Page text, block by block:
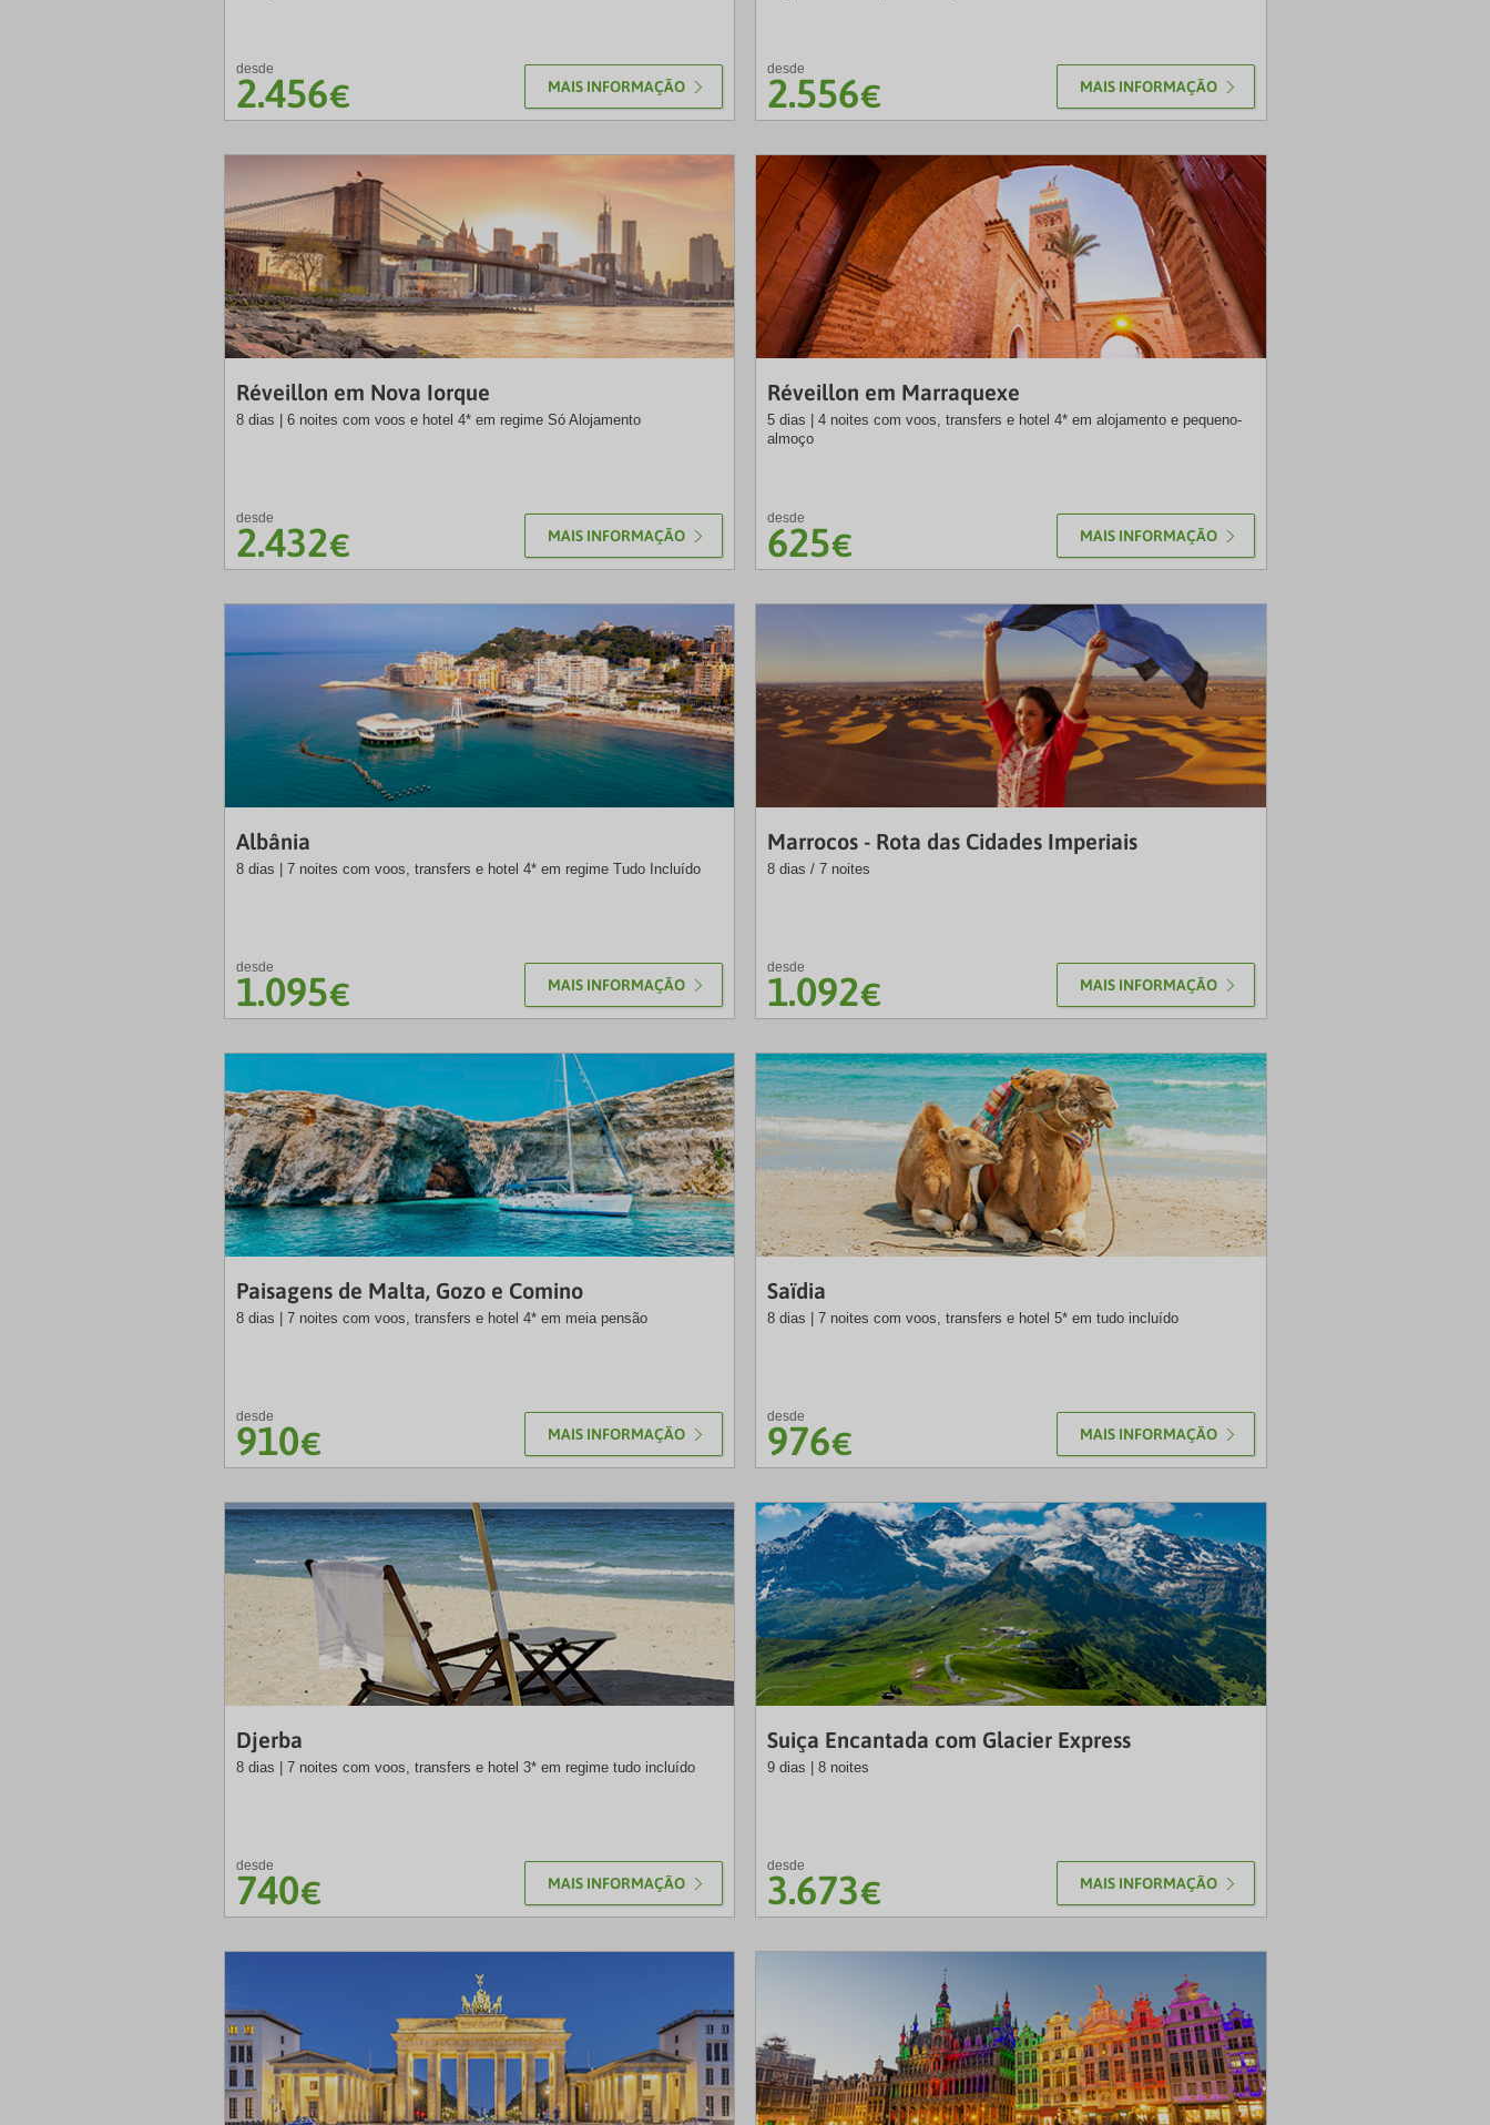
desde
2.456€ MAIS INFORMAÇÃO
desde
2.556€ MAIS INFORMAÇÃO
Réveillon em Nova Iorque
8 dias | 6 noites com voos e hotel 4* em regime Só Alojamento
desde
2.432€ MAIS INFORMAÇÃO
Réveillon em Marraquexe
5 dias | 4 noites com voos, transfers e hotel 4* em alojamento e pequeno-
almoço
desde
625€ MAIS INFORMAÇÃO
Albânia
8 dias | 7 noites com voos, transfers e hotel 4* em regime Tudo Incluído
desde
1.095€ MAIS INFORMAÇÃO
Marrocos - Rota das Cidades Imperiais
8 dias / 7 noites
desde
1.092€ MAIS INFORMAÇÃO
Paisagens de Malta, Gozo e Comino
8 dias | 7 noites com voos, transfers e hotel 4* em meia pensão
desde
910€ MAIS INFORMAÇÃO
Saïdia
8 dias | 7 noites com voos, transfers e hotel 5* em tudo incluído
desde
976€ MAIS INFORMAÇÃO
Djerba
8 dias | 7 noites com voos, transfers e hotel 3* em regime tudo incluído
desde
740€ MAIS INFORMAÇÃO
Suiça Encantada com Glacier Express
9 dias | 8 noites
desde
3.673€ MAIS INFORMAÇÃO